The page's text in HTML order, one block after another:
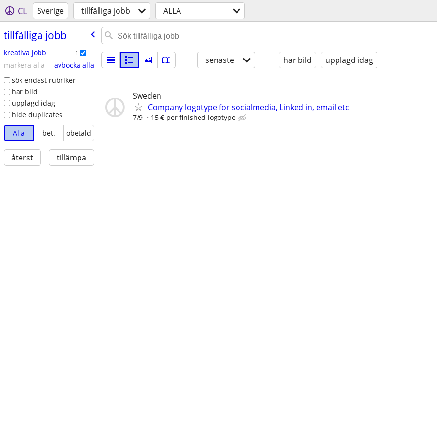
CL Sverige tillfälliga jobb ALLA
tillfälliga jobb
kreativa jobb 1
markera alla
avbocka alla
sök endast rubriker
har bild
upplagd idag
hide duplicates
Alla
bet. obetald
återst tillämpa
senaste har bild upplagd idag
Sweden
Company logotype for socialmedia, Linked in, email etc
7/9 15 € per finished logotype